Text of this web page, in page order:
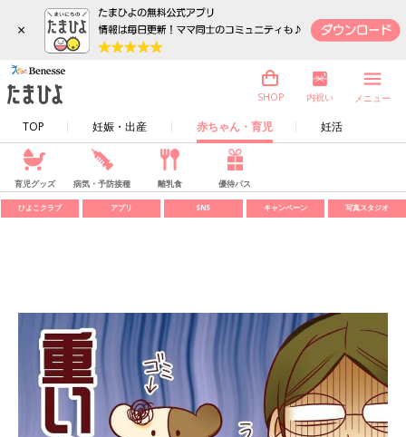
×
TOP 妊娠・出産 赤ちゃん・育児 妊活
SHOP 内祝い メニュー
育児グッズ 病気・予防接種 離乳食 優待パス
ひよこクラブ アプリ SNS キャンペーン 写真スタジオ